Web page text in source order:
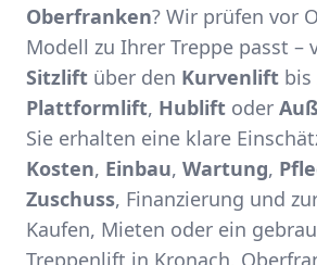
Oberfranken? Wir prüfen vor
Modell zu Ihrer Treppe passt –
Sitzlift über den Kurvenlift bis
Plattformlift, Hublift oder
Sie erhalten eine klare
Kosten, Einbau, Wartung,
Zuschuss, Finanzierung und
Kaufen, Mieten oder ein
Treppenlift in Kronach,